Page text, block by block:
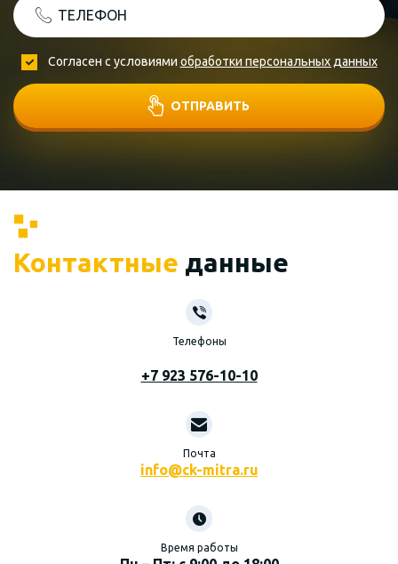
ТЕЛЕФОН
Согласен с условиями обработки персональных данных
ОТПРАВИТЬ
Контактные данные
Телефоны
+7 923 576-10-10
Почта
info@ck-mitra.ru
Время работы